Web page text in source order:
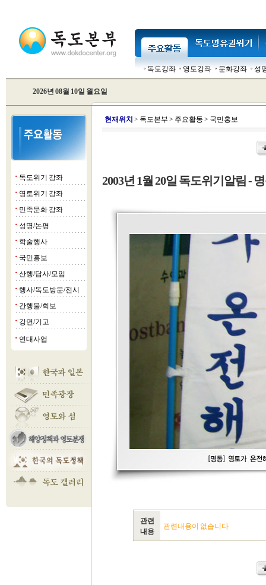
독도강좌 영토강좌 문화강좌 성
2026년 08월 10일 월요일
■ 독도위기 강좌
■ 영토위기 강좌
■ 민족문화 강좌
■ 성명/논평
■ 학술행사
■ 국민홍보
■ 산행/답사/모임
■ 행사/독도방문/전시
■ 간행물/회보
■ 강연/기고
■ 연대사업
현재위치 > 독도본부 > 주요활동 > 국민홍보
2003년 1월 20일 독도위기알림 -
관련
내용
관련내용이 없습니다